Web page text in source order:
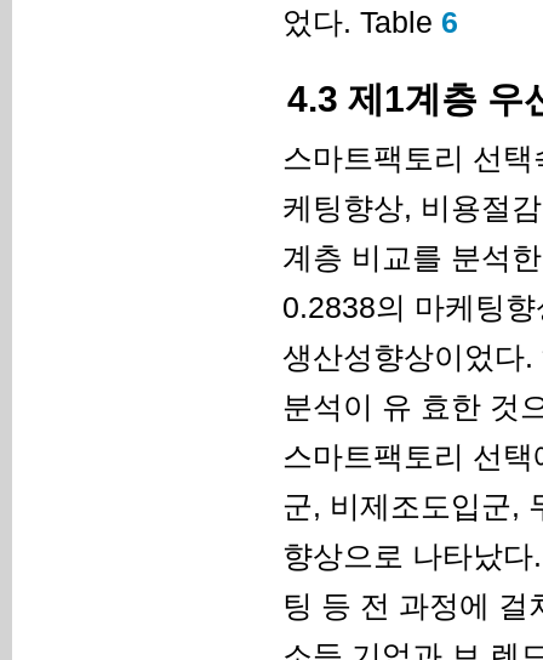
었다. Table 6
4.3 제1계층 우
스마트팩토리 선
케팅향상, 비용절
계층 비교를 분석
0.2838의 마케팅
생산성향상이었다
분석이 유 효한 것
스마트팩토리 선
군, 비제조도입군,
향상으로 나타났
팅 등 전 과정에 걸